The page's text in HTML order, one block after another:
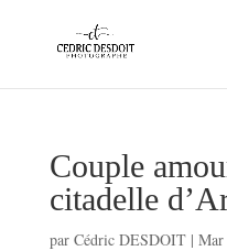
Couple
citadelle
par Cédric DESDOIT| Mar